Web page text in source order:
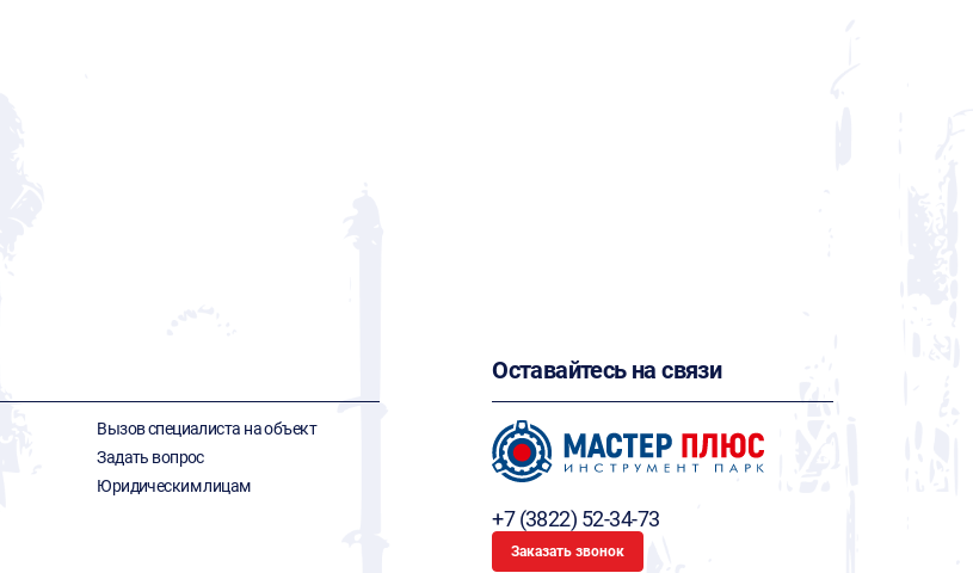
Вызов специалиста на объект
Задать вопрос
Юридическим лицам
Оставайтесь на связи
+7 (3822) 52-34-73
Заказать звонок